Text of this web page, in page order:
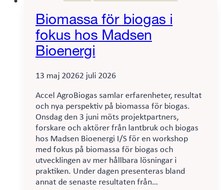
Biomassa för biogas i
fokus hos Madsen
Bioenergi
13 maj 20262 juli 2026
Accel AgroBiogas samlar erfarenheter, resultat
och nya perspektiv på biomassa för biogas.
Onsdag den 3 juni möts projektpartners,
forskare och aktörer från lantbruk och biogas
hos Madsen Bioenergi I/S för en workshop
med fokus på biomassa för biogas och
utvecklingen av mer hållbara lösningar i
praktiken. Under dagen presenteras bland
annat de senaste resultaten från…